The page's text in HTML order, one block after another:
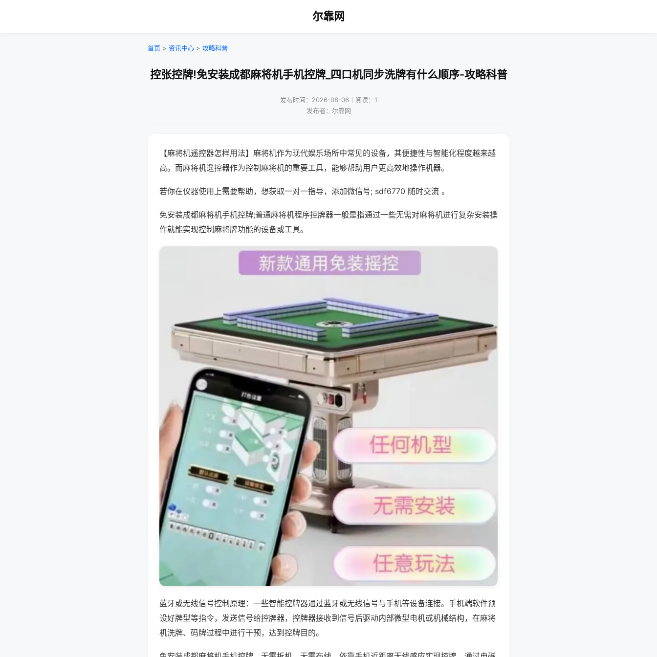
尔靠网
首页 > 资讯中心 > 攻略科普
控张控牌!免安装成都麻将机手机控牌_四口机同步洗牌有什么顺序-攻略科普
发布时间：2026-08-06｜阅读：1
发布者：尔靠网
【麻将机遥控器怎样用法】麻将机作为现代娱乐场所中常见的设备，其便捷性与智能化程度越来越
高。而麻将机遥控器作为控制麻将机的重要工具，能够帮助用户更高效地操作机器。
若你在仪器使用上需要帮助，想获取一对一指导，添加微信号; sdf6770 随时交流 。
免安装成都麻将机手机控牌;普通麻将机程序控牌器一般是指通过一些无需对麻将机进行复杂安装操
作就能实现控制麻将牌功能的设备或工具。
蓝牙或无线信号控制原理：一些智能控牌器通过蓝牙或无线信号与手机等设备连接。手机端软件预
设好牌型等指令，发送信号给控牌器，控牌器接收到信号后驱动内部微型电机或机械结构，在麻将
机洗牌、码牌过程中进行干预，达到控牌目的。